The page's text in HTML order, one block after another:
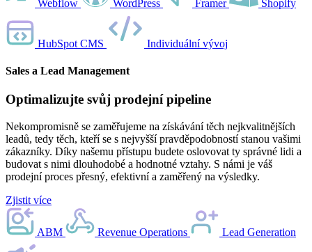
Webflow WordPress Framer Shopify
HubSpot CMS Individuální vývoj
Sales a Lead Management
Optimalizujte svůj prodejní pipeline
Nekompromisně se zaměřujeme na získávání těch nejkvalitnějších
leadů, tedy těch, kteří se s nejvyšší pravděpodobností stanou vašimi
zákazníky. Díky našemu přístupu budete oslovovat ty správné lidi a
budovat s nimi dlouhodobé a hodnotné vztahy. S námi je váš
prodejní proces přesný, efektivní a zaměřený na výsledky.
Zjistit více
ABM Revenue Operations Lead Generation